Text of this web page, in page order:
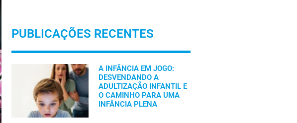
PUBLICAÇÕES RECENTES
A INFÂNCIA EM JOGO:
DESVENDANDO A
ADULTIZAÇÃO INFANTIL E
O CAMINHO PARA UMA
INFÂNCIA PLENA